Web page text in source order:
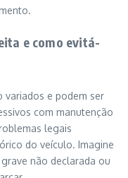
e como evitá-
variados e podem ser
com manutenção
legais
do veículo. Imagine
não declarada ou